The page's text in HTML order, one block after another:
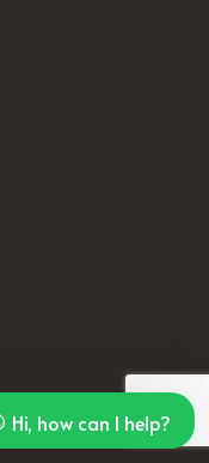
Hi, how can I help?